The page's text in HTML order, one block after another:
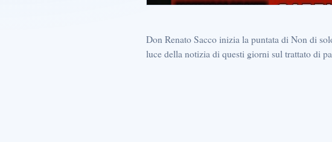
Don Renato Sacco inizia la puntata di Non di
luce della notizia di questi giorni sul trattato di